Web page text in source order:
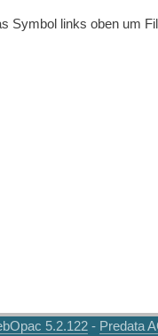
Symbol links oben um
5.2.122 - Predata